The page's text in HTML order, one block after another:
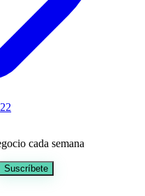
cada semana
Suscríbete